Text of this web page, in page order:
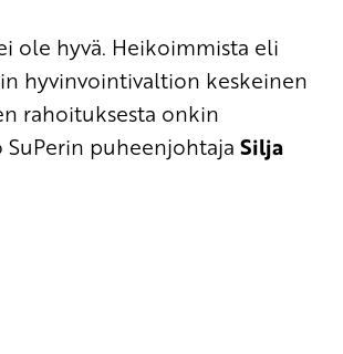
ole hyvä. Heikoimmista eli
hyvinvointivaltion keskeinen
rahoituksesta onkin
puheenjohtaja Silja